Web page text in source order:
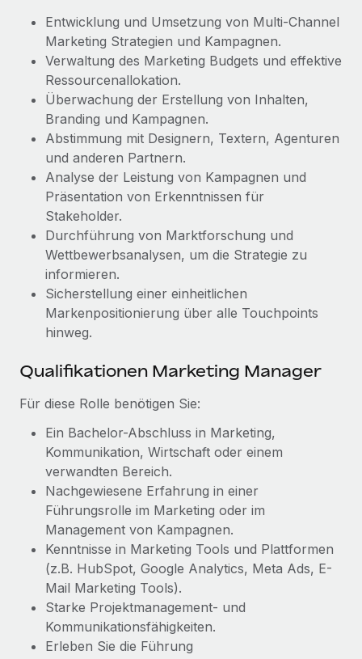
Benefits
Mühelose Verwaltung von Benefits
Mehr erfahren
Neues zu Remote-Produkten: Integration mit
Gusto und Zero und Contractor Management
Plus
Auch im neuen Jahr wollen wir bei Remote Unternehmen
aller Größen dabei unterstützen, die beste...
Mehr erfahren
Wie Phiture 55 Mitarbeiter:innen in 19 Ländern
mit Remote verwaltet
Phiture ist der unumstrittene Marktführer im Bereich der
Wachstumsberatung für mobile Apps. Das...
Mehr erfahren
Entwicklung und Umsetzung von Multi-Channel
Marketing Strategien und Kampagnen.
Verwaltung des Marketing Budgets und effektive
Ressourcenallokation.
Überwachung der Erstellung von Inhalten,
Branding und Kampagnen.
Abstimmung mit Designern, Textern, Agenturen
und anderen Partnern.
Analyse der Leistung von Kampagnen und
Präsentation von Erkenntnissen für
Stakeholder.
Durchführung von Marktforschung und
Wettbewerbsanalysen, um die Strategie zu
informieren.
Sicherstellung einer einheitlichen
Markenpositionierung über alle Touchpoints
hinweg.
Qualifikationen Marketing Manager
Für diese Rolle benötigen Sie:
Ein Bachelor-Abschluss in Marketing,
Kommunikation, Wirtschaft oder einem
verwandten Bereich.
Nachgewiesene Erfahrung in einer
Führungsrolle im Marketing oder im
Management von Kampagnen.
Kenntnisse in Marketing Tools und Plattformen
(z.B. HubSpot, Google Analytics, Meta Ads, E-
Mail Marketing Tools).
Starke Projektmanagement- und
Kommunikationsfähigkeiten.
Erleben Sie die Führung